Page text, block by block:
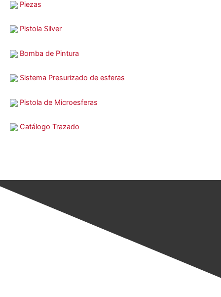
Piezas
Pistola Silver
Bomba de Pintura
Sistema Presurizado de esferas
Pistola de Microesferas
Catálogo Trazado